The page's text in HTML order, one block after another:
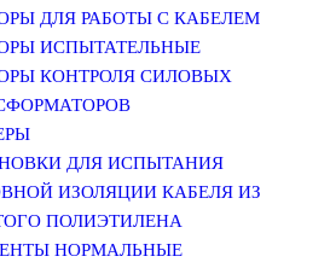
ДЛЯ РАБОТЫ С КАБЕЛЕМ
ИСПЫТАТЕЛЬНЫЕ
КОНТРОЛЯ СИЛОВЫХ
ДЛЯ ИСПЫТАНИЯ
ИЗОЛЯЦИИ КАБЕЛЯ ИЗ
ПОЛИЭТИЛЕНА
НОРМАЛЬНЫЕ